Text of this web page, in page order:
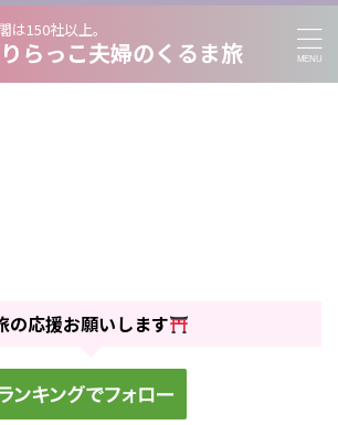
は150社以上。
らっこ夫婦のくるま旅
の応援お願いします